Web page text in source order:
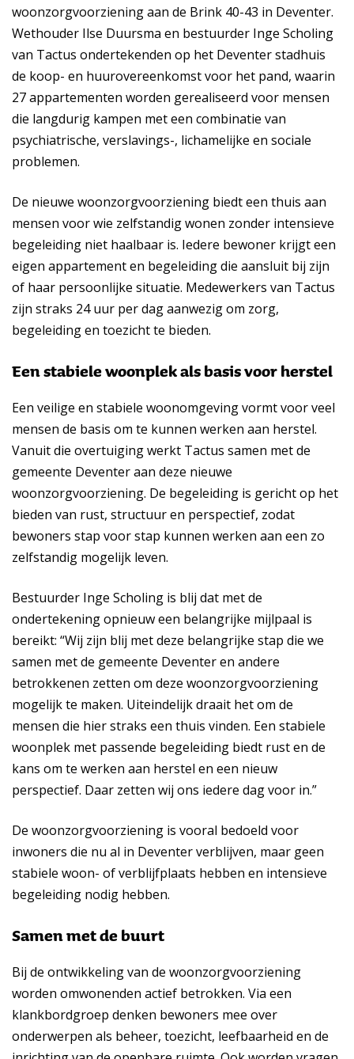
woonzorgvoorziening aan de Brink 40-43 in Deventer.
Wethouder Ilse Duursma en bestuurder Inge Scholing
van Tactus ondertekenden op het Deventer stadhuis
de koop- en huurovereenkomst voor het pand, waarin
27 appartementen worden gerealiseerd voor mensen
die langdurig kampen met een combinatie van
psychiatrische, verslavings-, lichamelijke en sociale
problemen.
De nieuwe woonzorgvoorziening biedt een thuis aan
mensen voor wie zelfstandig wonen zonder intensieve
begeleiding niet haalbaar is. Iedere bewoner krijgt een
eigen appartement en begeleiding die aansluit bij zijn
of haar persoonlijke situatie. Medewerkers van Tactus
zijn straks 24 uur per dag aanwezig om zorg,
begeleiding en toezicht te bieden.
Een stabiele woonplek als basis voor herstel
Een veilige en stabiele woonomgeving vormt voor veel
mensen de basis om te kunnen werken aan herstel.
Vanuit die overtuiging werkt Tactus samen met de
gemeente Deventer aan deze nieuwe
woonzorgvoorziening. De begeleiding is gericht op het
bieden van rust, structuur en perspectief, zodat
bewoners stap voor stap kunnen werken aan een zo
zelfstandig mogelijk leven.
Bestuurder Inge Scholing is blij dat met de
ondertekening opnieuw een belangrijke mijlpaal is
bereikt: “Wij zijn blij met deze belangrijke stap die we
samen met de gemeente Deventer en andere
betrokkenen zetten om deze woonzorgvoorziening
mogelijk te maken. Uiteindelijk draait het om de
mensen die hier straks een thuis vinden. Een stabiele
woonplek met passende begeleiding biedt rust en de
kans om te werken aan herstel en een nieuw
perspectief. Daar zetten wij ons iedere dag voor in.”
De woonzorgvoorziening is vooral bedoeld voor
inwoners die nu al in Deventer verblijven, maar geen
stabiele woon- of verblijfplaats hebben en intensieve
begeleiding nodig hebben.
Samen met de buurt
Bij de ontwikkeling van de woonzorgvoorziening
worden omwonenden actief betrokken. Via een
klankbordgroep denken bewoners mee over
onderwerpen als beheer, toezicht, leefbaarheid en de